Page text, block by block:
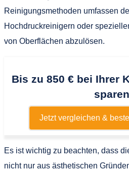
Reinigungsmethoden umfassen
Hochdruckreinigern oder
von Oberflächen abzulösen.
Bis zu 850 € bei Ihrer
Jetzt vergleichen &
Es ist wichtig zu beachten, dass
nicht nur aus ästhetischen